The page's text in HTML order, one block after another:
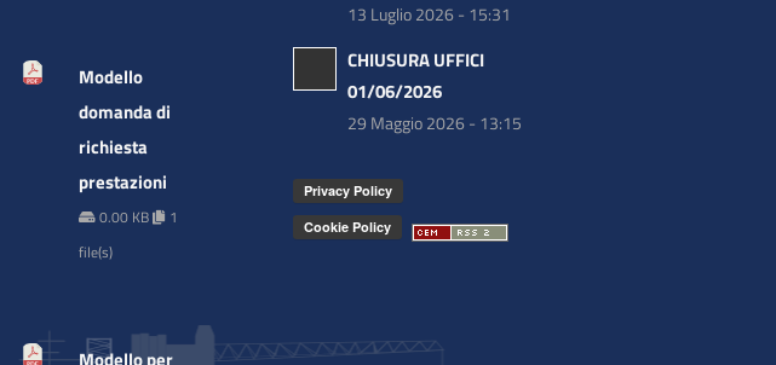
Modello
domanda di
richiesta
prestazioni
0.00 KB
1
file(s)
13 Luglio 2026 - 15:31
CHIUSURA UFFICI
01/06/2026
29 Maggio 2026 - 13:15